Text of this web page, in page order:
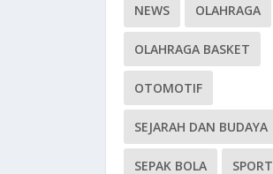
NEWS OLAHRAGA
OLAHRAGA BASKET
OTOMOTIF
SEJARAH DAN BUDAYA
SEPAK BOLA SPORT